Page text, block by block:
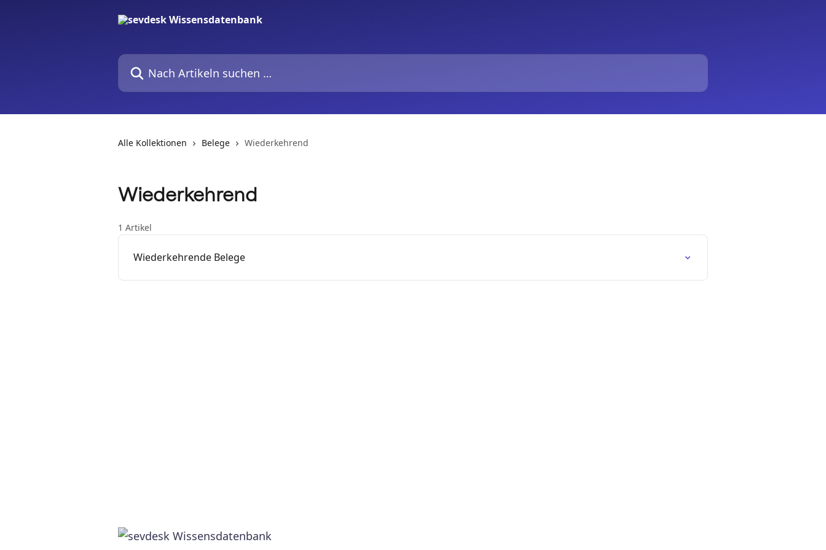
Nach Artikeln suchen …
Alle Kollektionen Belege Wiederkehrend
Wiederkehrend
1 Artikel
Wiederkehrende Belege